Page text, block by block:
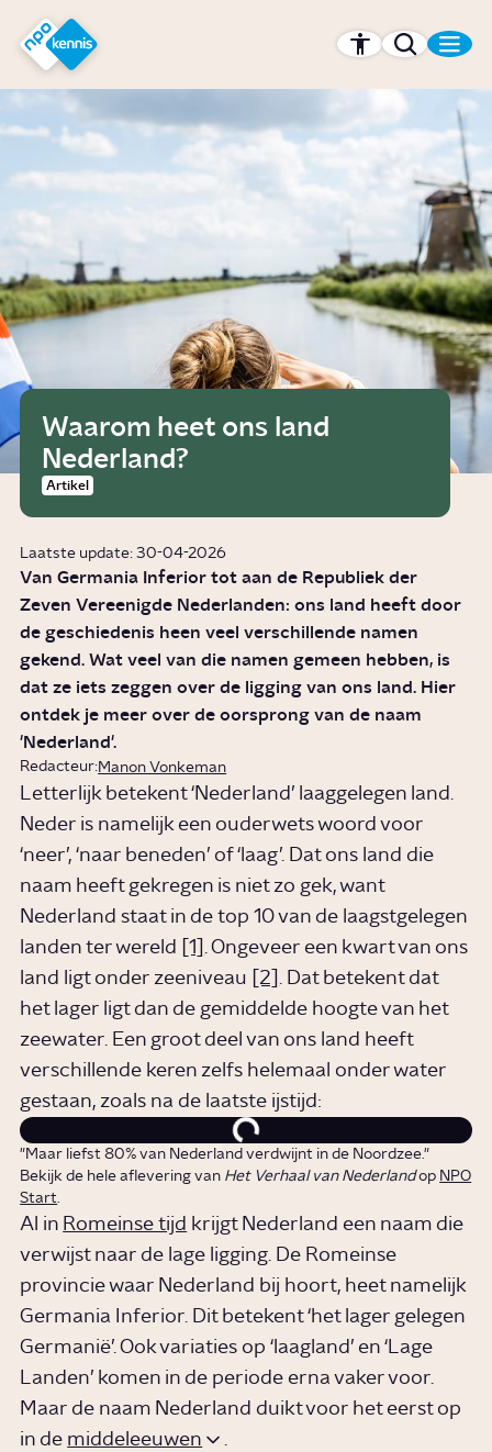
Hét kennisplatform van de NPO
Waarom heet ons land
Nederland?
Artikel
Laatste update: 30-04-2026
Van Germania Inferior tot aan de Republiek der
Zeven Vereenigde Nederlanden: ons land heeft door
de geschiedenis heen veel verschillende namen
gekend. Wat veel van die namen gemeen hebben, is
dat ze iets zeggen over de ligging van ons land. Hier
ontdek je meer over de oorsprong van de naam
'Nederland'.
Redacteur:Manon Vonkeman
Letterlijk betekent ‘Nederland’ laaggelegen land.
Neder is namelijk een ouderwets woord voor
‘neer’, ‘naar beneden’ of ‘laag’. Dat ons land die
naam heeft gekregen is niet zo gek, want
Nederland staat in de top 10 van de laagstgelegen
landen ter wereld
[1]. Ongeveer een kwart van ons
land ligt onder zeeniveau
[2]. Dat betekent dat
het lager ligt dan de gemiddelde hoogte van het
zeewater. Een groot deel van ons land heeft
verschillende keren zelfs helemaal onder water
gestaan, zoals na de laatste ijstijd:
"Maar liefst 80% van Nederland verdwijnt in de Noordzee."
Bekijk de hele aflevering van Het Verhaal van Nederlandop NPO
Start.
Al in Romeinse tijd krijgt Nederland een naam die
verwijst naar de lage ligging. De Romeinse
provincie waar Nederland bij hoort, heet namelijk
Germania Inferior. Dit betekent ‘het lager gelegen
Germanië’. Ook variaties op ‘laagland’ en ‘Lage
Landen’ komen in de periode erna vaker voor.
Maar de naam Nederland duikt voor het eerst op
in de middeleeuwen .